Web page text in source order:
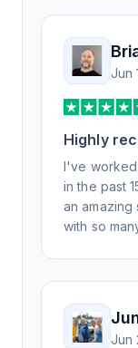
Jun
Highly
/ widget
I've worked
in the past
an amazing
with so
RSS feed
website
Jun